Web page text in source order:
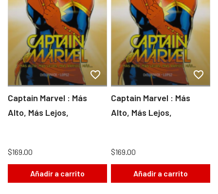
Captain Marvel : Más
Alto, Más Lejos,
$169.00
Añadir a carrito
Captain Marvel : Más
Alto, Más Lejos,
$169.00
Añadir a carrito